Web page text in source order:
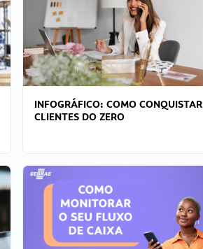
INFOGRÁFICO: COMO CONQUISTAR
CLIENTES DO ZERO